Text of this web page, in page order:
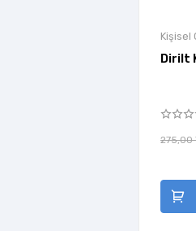
Kişisel
Dirilt
275,00